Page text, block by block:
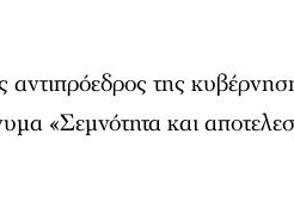
αντιπρόεδρος της
«Σεμνότητα και